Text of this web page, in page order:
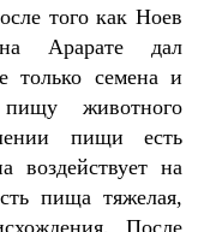
того как Ноев
Арарате дал
только семена и
животного
пищи есть
воздействует на
пища тяжелая,
После